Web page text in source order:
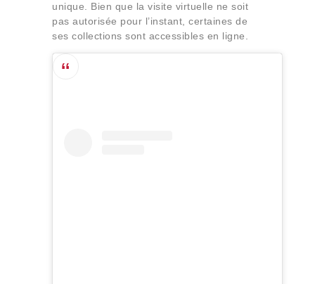
unique. Bien que la visite virtuelle ne soit
pas autorisée pour l’instant, certaines de
ses collections sont accessibles en ligne.